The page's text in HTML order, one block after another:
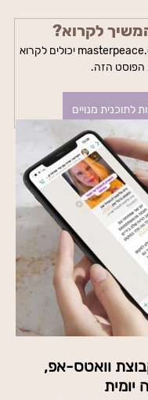
לקרוא?
רק המנויים של masterpeace.co.il יכולים לקרוא
הפוסט הזה.
לתוכנית מנויים
וואטס-אפ,